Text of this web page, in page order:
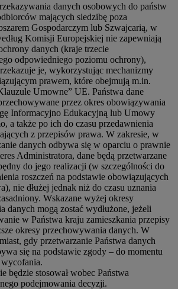
danych osobowych do państw
mających siedzibę poza
Gospodarczym lub Szwajcarią, w
Komisji Europejskiej nie zapewniają
danych (kraje trzecie
odpowiedniego poziomu ochrony),
je, wykorzystując mechanizmy
prawem, które obejmują m.in.
Umowne” UE. Państwa dane
przez okres obowiązywania
Informacyjno Edukacyjną lub Umowy
a także po ich do czasu przedawnienia
z przepisów prawa. W zakresie, w
danych odbywa się w oparciu o prawnie
Administratora, dane będą przetwarzane
do jego realizacji (w szczególności do
roszczeń na podstawie obowiązujących
nie dłużej jednak niż do czasu uznania
Wskazane wyżej okresy
danych mogą zostać wydłużone, jeżeli
w Państwa kraju zamieszkania przepisy
okresy przechowywania danych. W
gdy przetwarzanie Państwa danych
się na podstawie zgody – do momentu
będzie stosował wobec Państwa
podejmowania decyzji.